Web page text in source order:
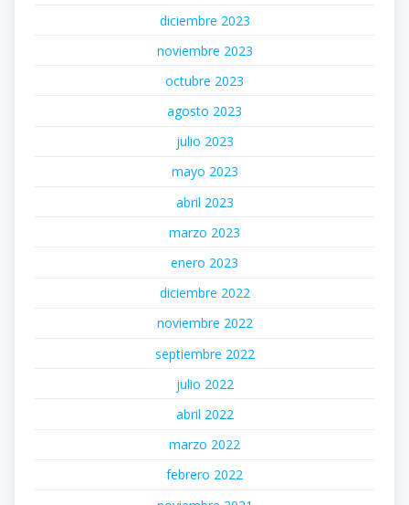
diciembre 2023
noviembre 2023
octubre 2023
agosto 2023
julio 2023
mayo 2023
abril 2023
marzo 2023
enero 2023
diciembre 2022
noviembre 2022
septiembre 2022
julio 2022
abril 2022
marzo 2022
febrero 2022